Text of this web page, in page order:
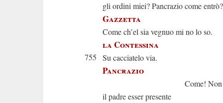
gli ordini miei? Pancrazio come entrò?
Gazzetta
Come ch’el sia vegnuo mi no lo so.
la Contessina
755 Su cacciatelo via.
Pancrazio
Come! Non
il padre esser presente